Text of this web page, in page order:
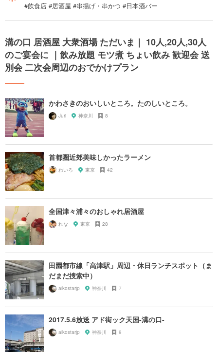
#飲食店 #居酒屋 #串揚げ・串かつ #日本酒バー
溝の口 居酒屋 大衆酒場 ただいま｜ 10人,20人,30人
のご宴会に ｜飲み放題 モツ煮 ちょい飲み 歓迎会 送
別会 二次会周辺のおでかけプラン
かわさきのおいしいところ。たのしいところ。
Juri 神奈川 8
首都圏近郊美味しかったラーメン
わいろ 東京 42
全国津々浦々のおしゃれ居酒屋
れな 東京 28
田園都市線「高津駅」周辺・休日ランチスポット（ま
だまだ捜索中）
aikostarjp 神奈川 7
2017.5.6放送 アド街ック天国-溝の口-
aikostarjp 神奈川 9